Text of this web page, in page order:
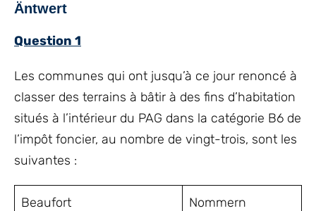
Äntwert
Question 1
Les communes qui ont jusqu’à ce jour renoncé à
classer des terrains à bâtir à des fins d’habitation
situés à l’intérieur du PAG dans la catégorie B6 de
l’impôt foncier, au nombre de vingt-trois, sont les
suivantes :
Beaufort Nommern